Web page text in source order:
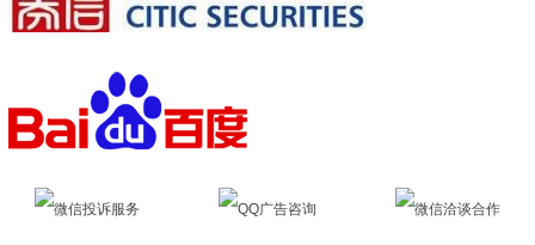
微信投诉服务 QQ广告咨询 微信洽谈合作